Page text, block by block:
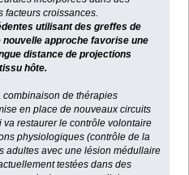
facteurs croissances.
utilisant des greffes de
approche favorise une
distance de projections
hôte.
de thérapies
en place de nouveaux circuits
restaurer le contrôle volontaire
physiologiques (contrôle de la
adultes avec une lésion médullaire
testées dans des